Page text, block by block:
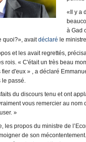
«Il y a
à Gad
quoi?», avaitdéclaré le
et les avait regrettés,
rois. « C'était un très beau
d'eux » , a déclaré
le passé.
du discours tenu et ont
vous remercier au
»
les propos du ministre de
de son